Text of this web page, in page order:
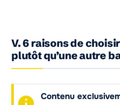
V. 6 raisons de
plutôt qu’une autre
Contenu